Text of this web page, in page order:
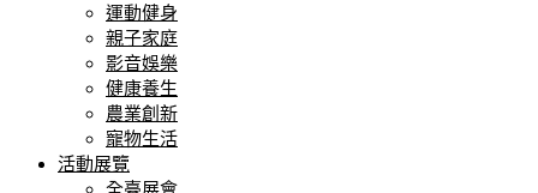
運動健身
親子家庭
影音娛樂
健康養生
農業創新
寵物生活
活動展覽
全臺展會